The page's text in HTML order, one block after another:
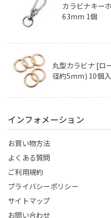
カラビナキー
63mm 1個
丸型カラビナ [ロ
径約5mm) 10個入
インフォメーション
お買い物方法
よくある質問
ご利用規約
プライバシーポリシー
サイトマップ
お問い合わせ